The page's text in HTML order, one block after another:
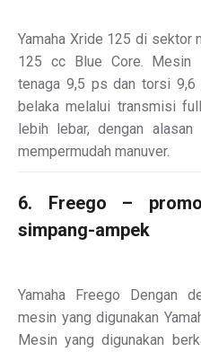
Yamaha Xride 125 di sektor
125 cc Blue Core. Mesin
tenaga 9,5 ps dan torsi
belaka melalui transmisi
lebih lebar, dengan
mempermudah manuver.
6. Freego –
simpang-ampek
Yamaha Freego Dengan
mesin yang digunakan
Mesin yang digunakan